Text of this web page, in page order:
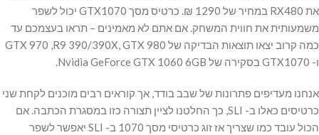
את RX480 במחיר של 1290 ₪. כרטיס מסך GTX1070 יכול לשפר
משמעותית את חווית המשחק. אם אתם לא מאמינים – תראו בעצמכם עד
כמה קרוב יצאו תוצאות הבדיקה של GTX 970 ,R9 390/390X, GTX 980
ו- GTX1070 בסקירה של Nvidia GeForce GTX 1060 6GB.
אנחנו מעדיפים פתרונות של שבב בודד, אך קוראים רבים מוכנים לקחת שני
כרטיסים כאלו ב- SLI, כך החלטנו לציין תצורה כזו במסגרת הכתבה. אם
הכול עובד כמו שצריך אז זוג כרטיסי מסך 1070 ב- SLI יאפשר לשפר